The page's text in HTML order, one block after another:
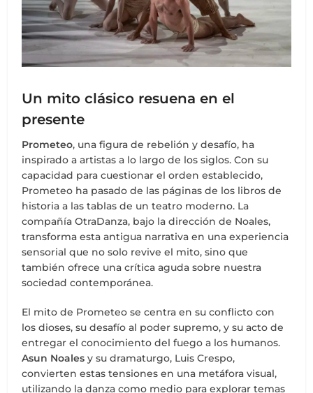
Un mito clásico resuena en el
presente
Prometeo, una figura de rebelión y desafío, ha
inspirado a artistas a lo largo de los siglos. Con su
capacidad para cuestionar el orden establecido,
Prometeo ha pasado de las páginas de los libros de
historia a las tablas de un teatro moderno. La
compañía OtraDanza, bajo la dirección de Noales,
transforma esta antigua narrativa en una experiencia
sensorial que no solo revive el mito, sino que
también ofrece una crítica aguda sobre nuestra
sociedad contemporánea.
El mito de Prometeo se centra en su conflicto con
los dioses, su desafío al poder supremo, y su acto de
entregar el conocimiento del fuego a los humanos.
Asun Noales y su dramaturgo, Luis Crespo,
convierten estas tensiones en una metáfora visual,
utilizando la danza como medio para explorar temas